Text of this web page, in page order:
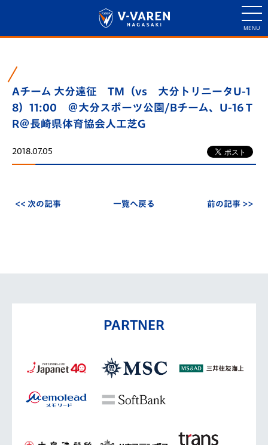
Aチーム 大分遠征 TM（vs 大分トリニータU-1
8）11:00 ＠大分スポーツ公園/Bチーム、U-16 T
R＠長崎県体育協会人工芝G
2018.07.05
<< 次の記事 一覧へ戻る 前の記事 >>
PARTNER